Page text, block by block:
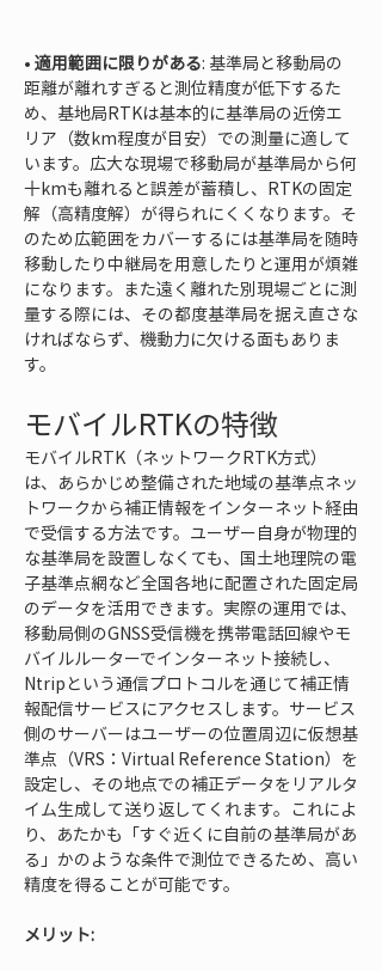
• 適用範囲に限りがある: 基準局と移動局の
距離が離れすぎると測位精度が低下するた
め、基地局RTKは基本的に基準局の近傍エ
リア（数km程度が目安）での測量に適して
います。広大な現場で移動局が基準局から何
十kmも離れると誤差が蓄積し、RTKの固定
解（高精度解）が得られにくくなります。そ
のため広範囲をカバーするには基準局を随時
移動したり中継局を用意したりと運用が煩雑
になります。また遠く離れた別現場ごとに測
量する際には、その都度基準局を据え直さな
ければならず、機動力に欠ける面もありま
す。
モバイルRTKの特徴
モバイルRTK（ネットワークRTK方式）
は、あらかじめ整備された地域の基準点ネッ
トワークから補正情報をインターネット経由
で受信する方法です。ユーザー自身が物理的
な基準局を設置しなくても、国土地理院の電
子基準点網など全国各地に配置された固定局
のデータを活用できます。実際の運用では、
移動局側のGNSS受信機を携帯電話回線やモ
バイルルーターでインターネット接続し、
Ntripという通信プロトコルを通じて補正情
報配信サービスにアクセスします。サービス
側のサーバーはユーザーの位置周辺に仮想基
準点（VRS：Virtual Reference Station）を
設定し、その地点での補正データをリアルタ
イム生成して送り返してくれます。これによ
り、あたかも「すぐ近くに自前の基準局があ
る」かのような条件で測位できるため、高い
精度を得ることが可能です。
メリット: